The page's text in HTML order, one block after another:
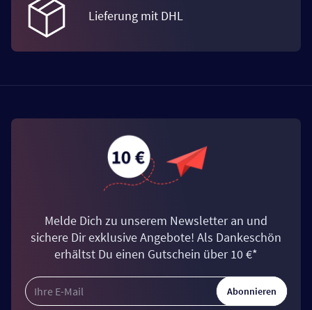
Lieferung mit DHL
Melde Dich zu unserem Newsletter an und
sichere Dir exklusive Angebote! Als Dankeschön
erhältst Du einen Gutschein über 10 €*
Abonnieren